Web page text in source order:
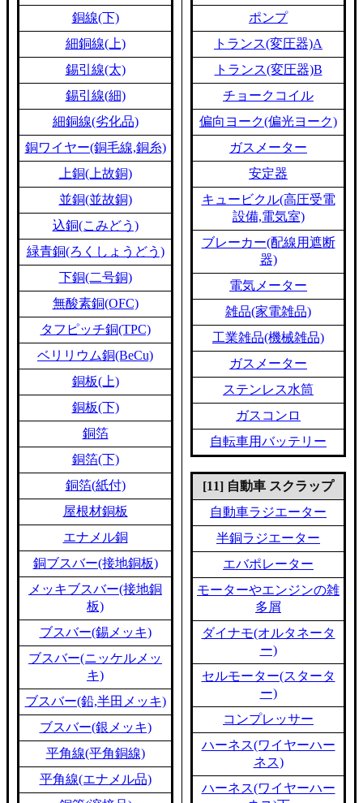
銅線(下)
細銅線(上)
錫引線(太)
錫引線(細)
細銅線(劣化品)
銅ワイヤー(銅毛線,銅糸)
上銅(上故銅)
並銅(並故銅)
込銅(こみどう)
緑青銅(ろくしょうどう)
下銅(二号銅)
無酸素銅(OFC)
タフピッチ銅(TPC)
ベリリウム銅(BeCu)
銅板(上)
銅板(下)
銅箔
銅箔(下)
銅箔(紙付)
屋根材銅板
エナメル銅
銅ブスバー(接地銅板)
メッキブスバー(接地銅
板)
ブスバー(錫メッキ)
ブスバー(ニッケルメッ
キ)
ブスバー(鉛,半田メッキ)
ブスバー(銀メッキ)
平角線(平角銅線)
平角線(エナメル品)
ポンプ
トランス(変圧器)A
トランス(変圧器)B
チョークコイル
偏向ヨーク(偏光ヨーク)
ガスメーター
安定器
キュービクル(高圧受電
設備,電気室)
ブレーカー(配線用遮断
器)
電気メーター
雑品(家電雑品)
工業雑品(機械雑品)
ガスメーター
ステンレス水筒
ガスコンロ
自転車用バッテリー
[11] 自動車 スクラップ
自動車ラジエーター
半銅ラジエーター
エバポレーター
モーターやエンジンの雑
多屑
ダイナモ(オルタネータ
ー)
セルモーター(スタータ
ー)
コンプレッサー
ハーネス(ワイヤーハー
ネス)
ハーネス(ワイヤーハー